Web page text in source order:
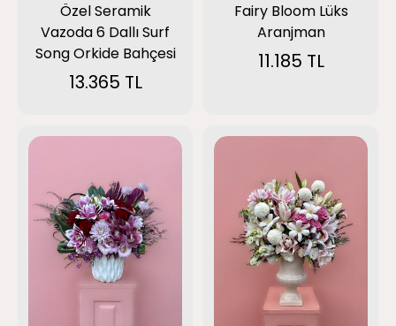
Özel Seramik
Vazoda 6 Dallı Surf
Song Orkide Bahçesi
13.365 TL
Fairy Bloom Lüks
Aranjman
11.185 TL